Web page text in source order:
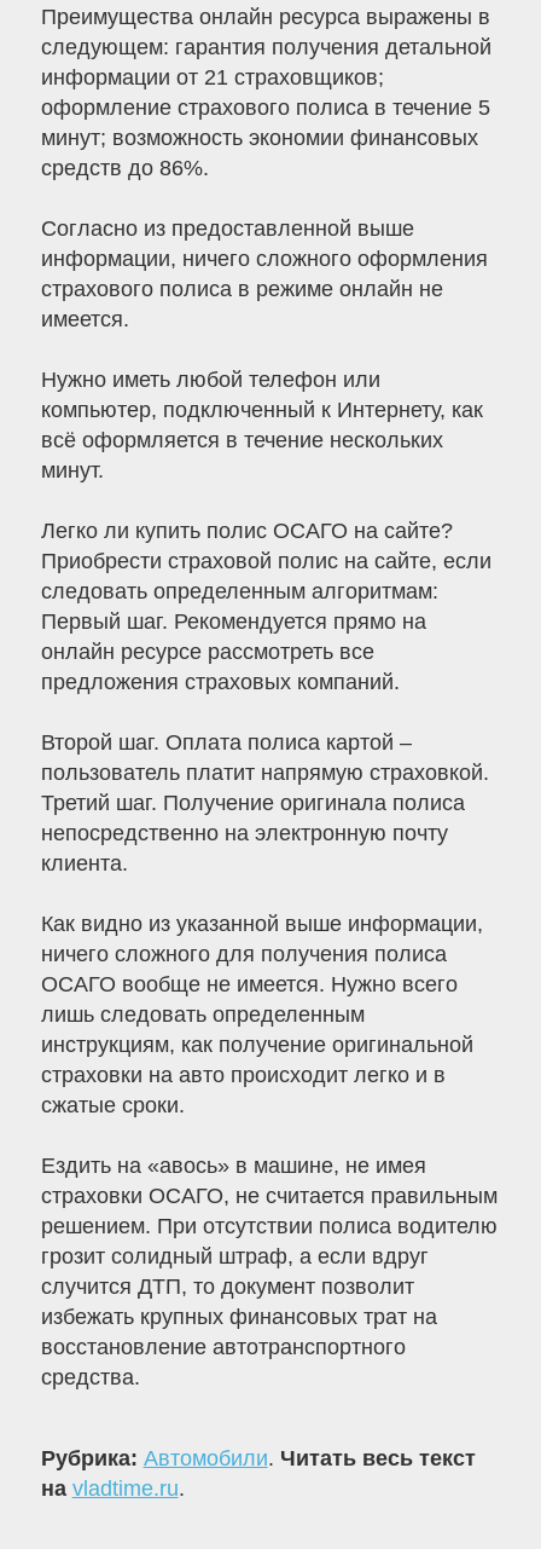
Преимущества онлайн ресурса выражены в
следующем: гарантия получения детальной
информации от 21 страховщиков;
оформление страхового полиса в течение 5
минут; возможность экономии финансовых
средств до 86%.
Согласно из предоставленной выше
информации, ничего сложного оформления
страхового полиса в режиме онлайн не
имеется.
Нужно иметь любой телефон или
компьютер, подключенный к Интернету, как
всё оформляется в течение нескольких
минут.
Легко ли купить полис ОСАГО на сайте?
Приобрести страховой полис на сайте, если
следовать определенным алгоритмам:
Первый шаг. Рекомендуется прямо на
онлайн ресурсе рассмотреть все
предложения страховых компаний.
Второй шаг. Оплата полиса картой –
пользователь платит напрямую страховкой.
Третий шаг. Получение оригинала полиса
непосредственно на электронную почту
клиента.
Как видно из указанной выше информации,
ничего сложного для получения полиса
ОСАГО вообще не имеется. Нужно всего
лишь следовать определенным
инструкциям, как получение оригинальной
страховки на авто происходит легко и в
сжатые сроки.
Ездить на «авось» в машине, не имея
страховки ОСАГО, не считается правильным
решением. При отсутствии полиса водителю
грозит солидный штраф, а если вдруг
случится ДТП, то документ позволит
избежать крупных финансовых трат на
восстановление автотранспортного
средства.
Рубрика: Автомобили. Читать весь текст
на vladtime.ru.